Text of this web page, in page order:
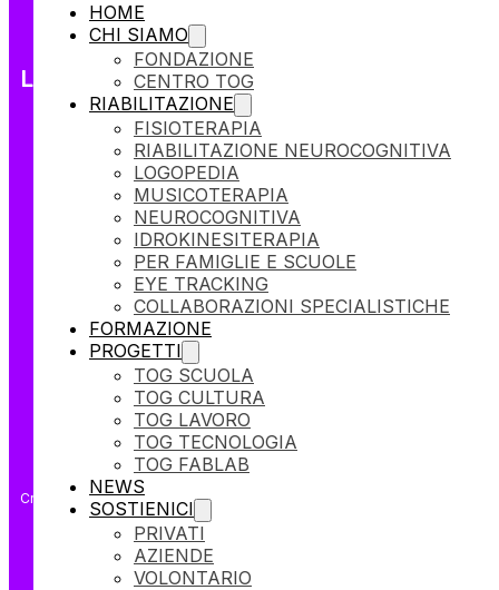
HOME
CHI SIAMO
FONDAZIONE
CENTRO TOG
RIABILITAZIONE
FISIOTERAPIA
RIABILITAZIONE NEUROCOGNITIVA
LOGOPEDIA
MUSICOTERAPIA
NEUROCOGNITIVA
IDROKINESITERAPIA
PER FAMIGLIE E SCUOLE
EYE TRACKING
COLLABORAZIONI SPECIALISTICHE
FORMAZIONE
PROGETTI
TOG SCUOLA
TOG CULTURA
TOG LAVORO
TOG TECNOLOGIA
TOG FABLAB
NEWS
SOSTIENICI
PRIVATI
AZIENDE
VOLONTARIO
Regali solidali
Volontariato
Legal e Info Utili
Privacy Policy
Cookie Policy
Lavora con Noi
Amministrazione Trasparente
Manifesto
Media Kit
Crafted by